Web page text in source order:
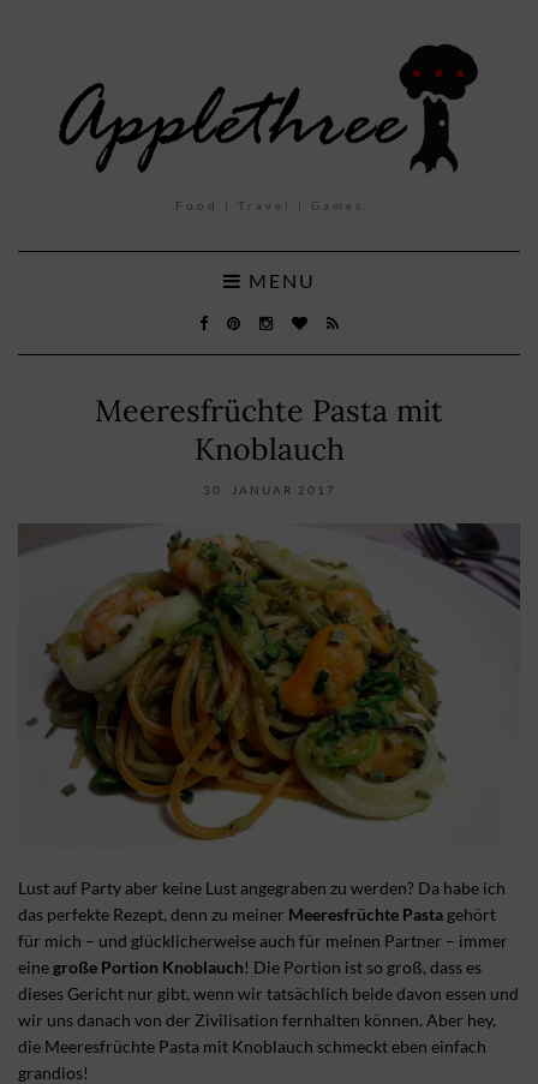
Food | Travel | Games
MENU
Meeresfrüchte Pasta mit
Knoblauch
30. JANUAR 2017
Lust auf Party aber keine Lust angegraben zu werden? Da habe ich
das perfekte Rezept, denn zu meiner Meeresfrüchte Pasta gehört
für mich – und glücklicherweise auch für meinen Partner – immer
einegroße Portion Knoblauch! Die Portion ist so groß, dass es
dieses Gericht nur gibt, wenn wir tatsächlich beide davon essen und
wir uns danach von der Zivilisation fernhalten können. Aber hey,
die Meeresfrüchte Pasta mit Knoblauch schmeckt eben einfach
grandios!